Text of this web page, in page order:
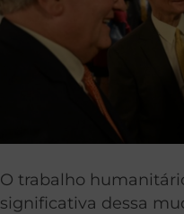
O trabalho
significativa dessa